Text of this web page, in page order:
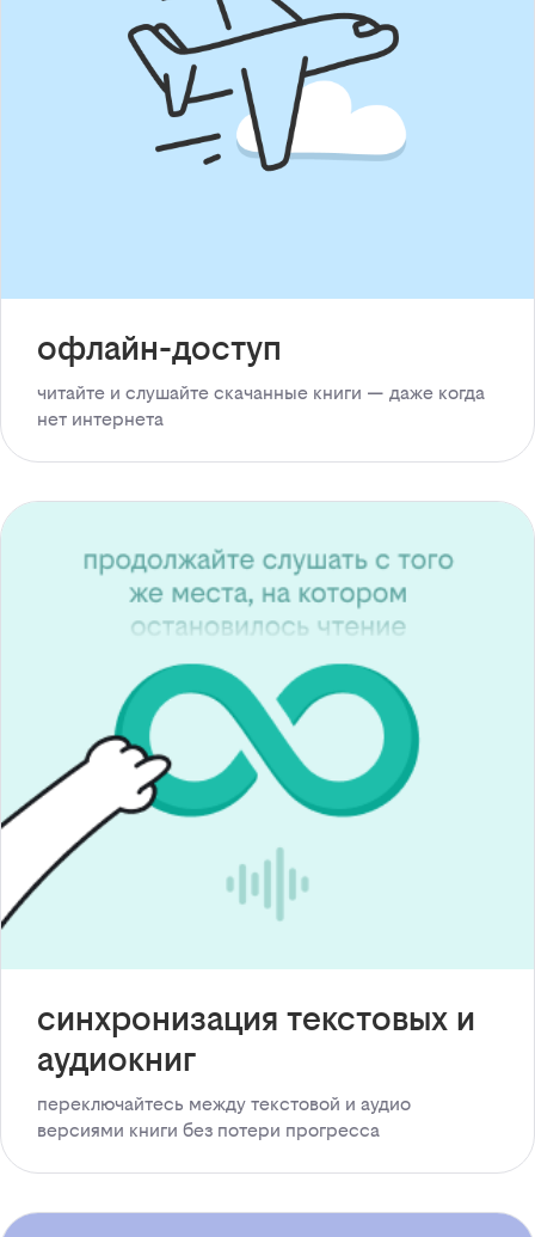
офлайн-доступ
читайте и слушайте скачанные книги — даже когда
нет интернета
синхронизация текстовых и
аудиокниг
переключайтесь между текстовой и аудио
версиями книги без потери прогресса